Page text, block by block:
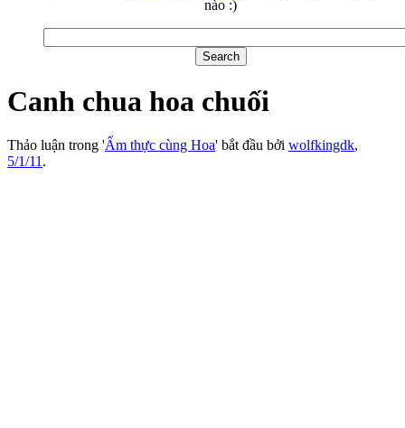
nào :)
Canh chua hoa chuối
Thảo luận trong 'Ẩm thực cùng Hoa' bắt đầu bởi wolfkingdk,
5/1/11.